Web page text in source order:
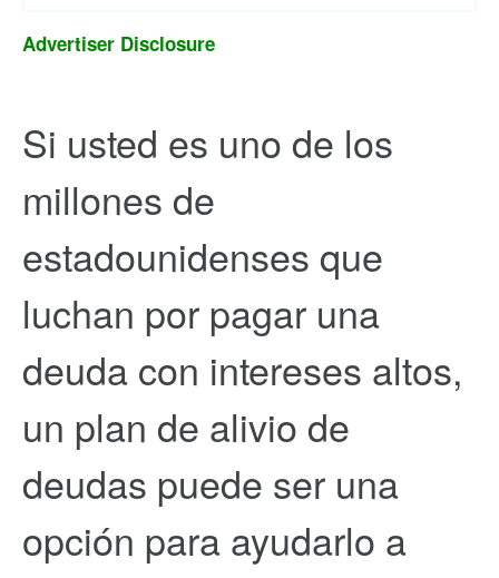
Advertiser Disclosure
Si usted es uno de los
millones de
estadounidenses que
luchan por pagar una
deuda con intereses altos,
un plan de alivio de
deudas puede ser una
opción para ayudarlo a